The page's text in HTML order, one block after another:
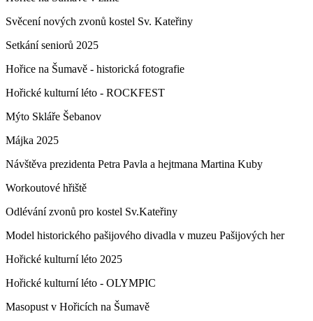
Svěcení nových zvonů kostel Sv. Kateřiny
Setkání seniorů 2025
Hořice na Šumavě - historická fotografie
Hořické kulturní léto - ROCKFEST
Mýto Skláře Šebanov
Májka 2025
Návštěva prezidenta Petra Pavla a hejtmana Martina Kuby
Workoutové hřiště
Odlévání zvonů pro kostel Sv.Kateřiny
Model historického pašijového divadla v muzeu Pašijových her
Hořické kulturní léto 2025
Hořické kulturní léto - OLYMPIC
Masopust v Hořicích na Šumavě